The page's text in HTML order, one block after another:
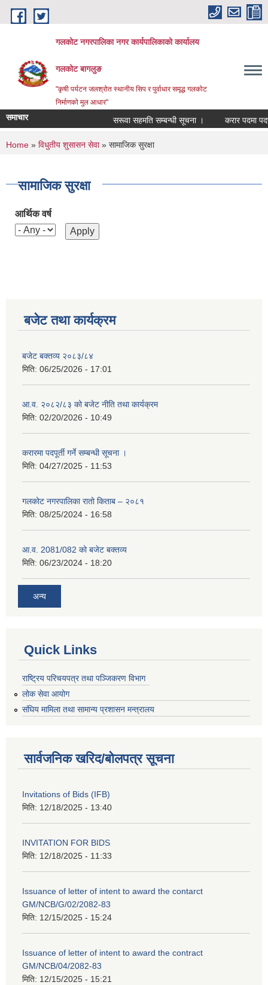
Skip to main content
गलकोट नगरपालिका नगर कार्यपालिकाको कार्यालय
गलकोट बागलुङ
"कृषी पर्यटन जलश्रोत स्थानीय सिप र पुर्वाधार समृद्ध गलकोट
निर्माणको मुल आधार"
समाचार सरूवा सहमति सम्बन्धी सूचना । करार पदमा
You are here
Home » विधुतीय शुसासन सेवा» सामाजिक सुरक्षा
सामाजिक सुरक्षा
आर्थिक वर्ष
बजेट तथा कार्यक्रम
बजेट बक्तव्य २०८३/८४
मिति: 06/25/2026 - 17:01
आ.व. २०८२/८३ को बजेट नीति तथा कार्यक्रम
मिति: 02/20/2026 - 10:49
करारमा पदपूर्ती गर्ने सम्बन्धी सूचना ।
मिति: 04/27/2025 - 11:53
गलकोट नगरपालिका रातो किताब – २०८१
मिति: 08/25/2024 - 16:58
आ.व. 2081/082 को बजेट बक्तव्य
मिति: 06/23/2024 - 18:20
अन्य
Quick Links
राष्ट्रिय परिचयपत्र तथा पञ्जिकरण विभाग
लोक सेवा आयोग
संघिय मामिला तथा सामान्य प्रशासन मन्त्रालय
सार्वजनिक खरिद/बोलपत्र सूचना
Invitations of Bids (IFB)
मिति: 12/18/2025 - 13:40
INVITATION FOR BIDS
मिति: 12/18/2025 - 11:33
Issuance of letter of intent to award the contarct
GM/NCB/G/02/2082-83
मिति: 12/15/2025 - 15:24
Issuance of letter of intent to award the contract
GM/NCB/04/2082-83
मिति: 12/15/2025 - 15:21